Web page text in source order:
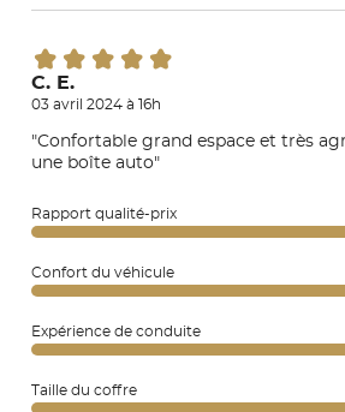
C. E.
03 avril 2024 à 16h
"Confortable grand espace et très
une boîte auto"
Rapport qualité-prix
Confort du véhicule
Expérience de conduite
Taille du coffre